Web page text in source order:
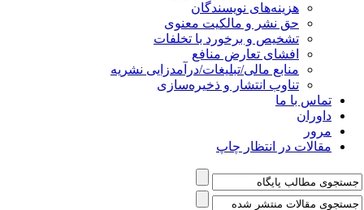
هزینه‌های نویسندگان
حق نشر و مالکیت معنوی
تشخیص و برخورد با تخلفات
افشای تعارض منافع
منابع مالی/تبلیغات/درآمدزایی نشریه
تناوب انتشار و ذخیره‌سازی
تماس با ما
داوران
مرور
مقالات در انتظار چاپ